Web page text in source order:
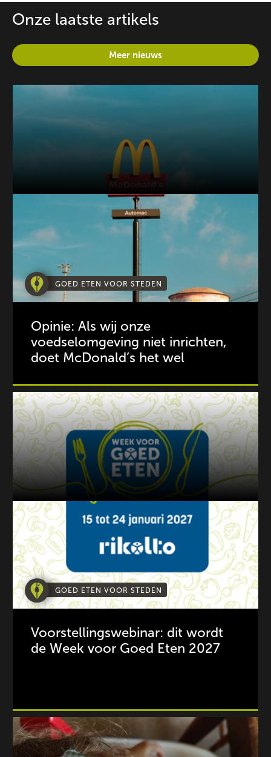
Onze laatste artikels
Meer nieuws
GOED ETEN VOOR STEDEN
Opinie: Als wij onze
voedselomgeving niet inrichten,
doet McDonald’s het wel
GOED ETEN VOOR STEDEN
Voorstellingswebinar: dit wordt
de Week voor Goed Eten 2027